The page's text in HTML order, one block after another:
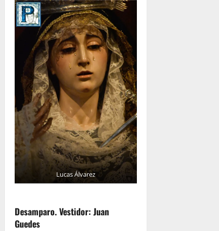
Lucas Álvarez
Desamparo. Vestidor: Juan
Guedes